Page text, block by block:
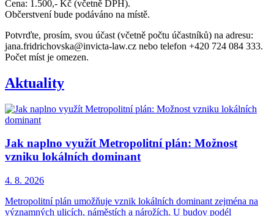
Cena: 1.500,- Kč (včetně DPH).
Občerstvení bude podáváno na místě.
Potvrďte, prosím, svou účast (včetně počtu účastníků) na adresu:
jana.fridrichovska@invicta-law.cz nebo telefon +420 724 084 333.
Počet míst je omezen.
Aktuality
Jak naplno využít Metropolitní plán: Možnost
vzniku lokálních dominant
4. 8. 2026
Metropolitní plán umožňuje vznik lokálních dominant zejména na
významných ulicích, náměstích a nárožích. U budov podél